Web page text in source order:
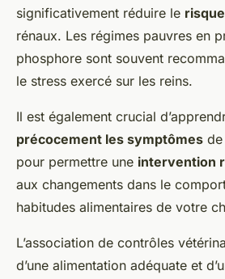
significativement réduire le risque
rénaux. Les régimes pauvres en
phosphore sont souvent
le stress exercé sur les reins.
Il est également crucial
précocement les symptômes de
pour permettre une intervention
aux changements dans le
habitudes alimentaires de votre
L’association de contrôles
d’une alimentation adéquate et